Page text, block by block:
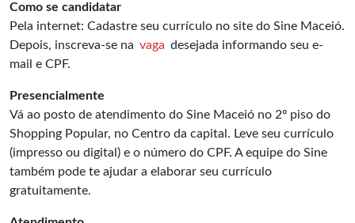
Como se candidatar
Pela internet: Cadastre seu currículo no site do Sine Maceió.
Depois, inscreva-se na vaga desejada informando seu e-
mail e CPF.
Presencialmente
Vá ao posto de atendimento do Sine Maceió no 2º piso do
Shopping Popular, no Centro da capital. Leve seu currículo
(impresso ou digital) e o número do CPF. A equipe do Sine
também pode te ajudar a elaborar seu currículo
gratuitamente.